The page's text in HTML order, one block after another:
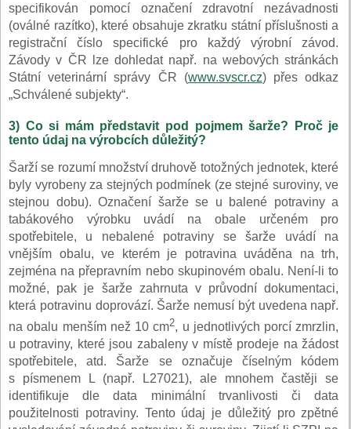
specifikován pomocí označení zdravotní nezávadnosti
(oválné razítko), které obsahuje zkratku státní příslušnosti a
registrační číslo specifické pro každý výrobní závod.
Závody v ČR lze dohledat např. na webových stránkách
Státní veterinární správy ČR (www.svscr.cz) přes odkaz
„Schválené subjekty“.
3) Co si mám představit pod pojmem šarže? Proč je
tento údaj na výrobcích důležitý?
Šarží se rozumí množství druhově totožných jednotek, které
byly vyrobeny za stejných podmínek (ze stejné suroviny, ve
stejnou dobu). Označení šarže se u balené potraviny a
tabákového výrobku uvádí na obale určeném pro
spotřebitele, u nebalené potraviny se šarže uvádí na
vnějším obalu, ve kterém je potravina uváděna na trh,
zejména na přepravním nebo skupinovém obalu. Není-li to
možné, pak je šarže zahrnuta v průvodní dokumentaci,
která potravinu doprovází. Šarže nemusí být uvedena např.
na obalu menším než 10 cm2, u jednotlivých porcí zmrzlin,
u potraviny, které jsou zabaleny v místě prodeje na žádost
spotřebitele, atd. Šarže se označuje číselným kódem
s písmenem L (např. L27021), ale mnohem častěji se
identifikuje dle data minimální trvanlivosti či data
použitelnosti potraviny. Tento údaj je důležitý pro zpětné